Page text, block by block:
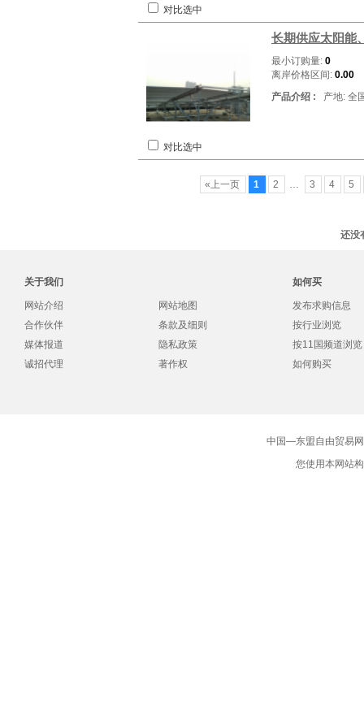
对比选中
长期供应太阳能
最小订购量: 0
离岸价格区间: 0.00
产品介绍 : 产地: 全
对比选中
«上一页 1 2 … 3 4 5
还没
关于我们
网站介绍
合作伙伴
媒体报道
诚招代理
网站地图
条款及细则
隐私政策
著作权
如何买
发布求购信息
按行业浏览
按11国频道浏览
如何购买
中国—东盟自由贸易
您使用本网站